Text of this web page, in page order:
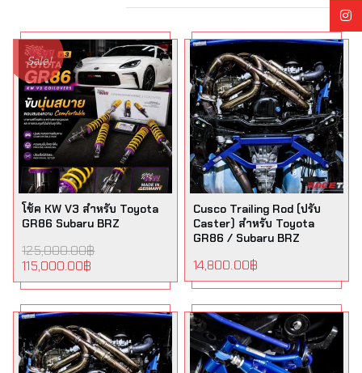
Sale!
โช้ค KW V3 สำหรับ Toyota
GR86 Subaru BRZ
125,000.00฿
115,000.00฿
Cusco Trailing Rod (ปรับ
Caster) สำหรับ Toyota
GR86 / Subaru BRZ
14,800.00฿